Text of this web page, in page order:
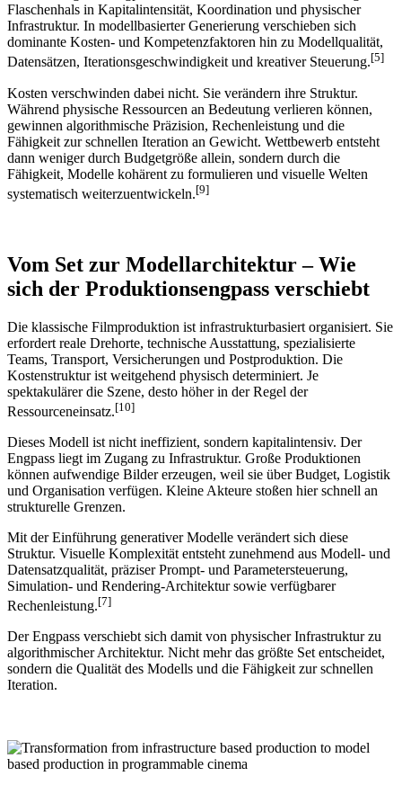
Flaschenhals in Kapitalintensität, Koordination und physischer
Infrastruktur. In modellbasierter Generierung verschieben sich
dominante Kosten- und Kompetenzfaktoren hin zu Modellqualität,
Datensätzen, Iterationsgeschwindigkeit und kreativer Steuerung.[5]
Kosten verschwinden dabei nicht. Sie verändern ihre Struktur.
Während physische Ressourcen an Bedeutung verlieren können,
gewinnen algorithmische Präzision, Rechenleistung und die
Fähigkeit zur schnellen Iteration an Gewicht. Wettbewerb entsteht
dann weniger durch Budgetgröße allein, sondern durch die
Fähigkeit, Modelle kohärent zu formulieren und visuelle Welten
systematisch weiterzuentwickeln.[9]
Vom Set zur Modellarchitektur – Wie
sich der Produktionsengpass verschiebt
Die klassische Filmproduktion ist infrastrukturbasiert organisiert. Sie
erfordert reale Drehorte, technische Ausstattung, spezialisierte
Teams, Transport, Versicherungen und Postproduktion. Die
Kostenstruktur ist weitgehend physisch determiniert. Je
spektakulärer die Szene, desto höher in der Regel der
Ressourceneinsatz.[10]
Dieses Modell ist nicht ineffizient, sondern kapitalintensiv. Der
Engpass liegt im Zugang zu Infrastruktur. Große Produktionen
können aufwendige Bilder erzeugen, weil sie über Budget, Logistik
und Organisation verfügen. Kleine Akteure stoßen hier schnell an
strukturelle Grenzen.
Mit der Einführung generativer Modelle verändert sich diese
Struktur. Visuelle Komplexität entsteht zunehmend aus Modell- und
Datensatzqualität, präziser Prompt- und Parametersteuerung,
Simulation- und Rendering-Architektur sowie verfügbarer
Rechenleistung.[7]
Der Engpass verschiebt sich damit von physischer Infrastruktur zu
algorithmischer Architektur. Nicht mehr das größte Set entscheidet,
sondern die Qualität des Modells und die Fähigkeit zur schnellen
Iteration.